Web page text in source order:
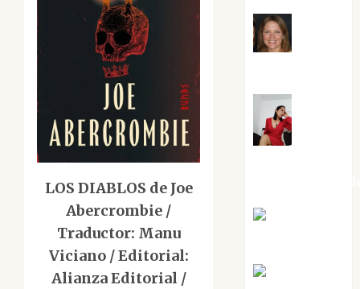
LOS DIABLOS de Joe
Abercrombie /
Traductor: Manu
Viciano / Editorial:
Alianza Editorial /